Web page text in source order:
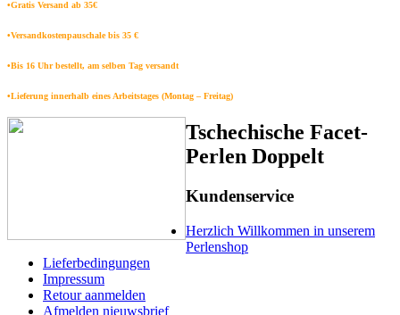
•Gratis Versand ab 35€
•Versandkostenpauschale bis 35 €
•Bis 16 Uhr bestellt, am selben Tag versandt
•Lieferung innerhalb eines Arbeitstages (Montag – Freitag)
Tschechische Facet-
Perlen Doppelt
Kundenservice
Herzlich Willkommen in unserem
Perlenshop
Lieferbedingungen
Impressum
Retour aanmelden
Afmelden nieuwsbrief